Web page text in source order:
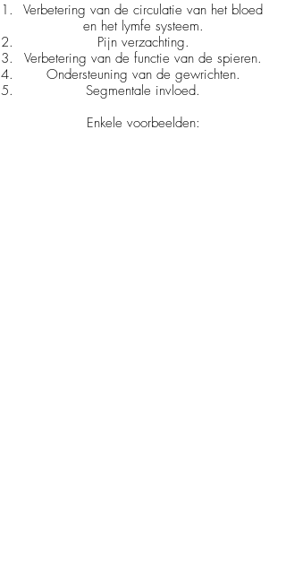
Verbetering van de circulatie van het bloed
en het lymfe systeem.
Pijn verzachting.
Verbetering van de functie van de spieren.
Ondersteuning van de gewrichten.
Segmentale invloed.
Enkele voorbeelden: